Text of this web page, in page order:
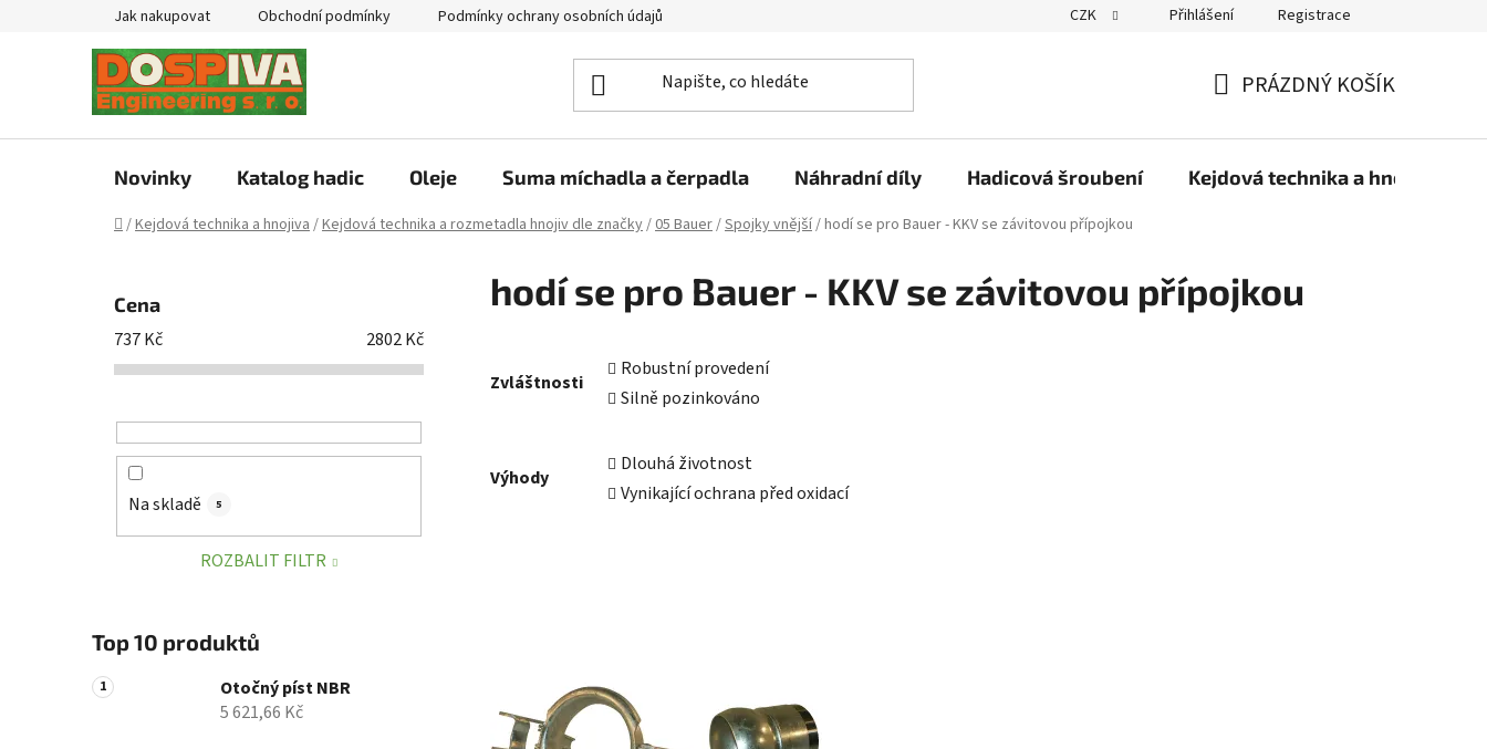
Jak nakupovat Obchodní podmínky Podmínky ochrany osobních údajů CZK Přihlášení Registrace
KOŠÍK
PRÁZDNÝ KOŠÍK
Novinky Katalog hadic Oleje Suma míchadla a čerpadla Náhradní díly Hadicová šroubení Kejdová technika a hnojiva
Domů
/Kejdová technika a hnojiva/Kejdová technika a rozmetadla hnojiv dle značky/05 Bauer/Spojky vnější/hodí se pro Bauer - KKV se závitovou přípojkou
l
Cena
737Kč 2802Kč
Na skladě 5
ROZBALIT FILTR
Top 10 produktů
Otočný píst NBR
5 621,66 Kč
hodí se pro Bauer - KKV se závitovou přípojkou
Zvláštnosti
Robustní provedení
Silně pozinkováno
Výhody
Dlouhá životnost
Vynikající ochrana před oxidací